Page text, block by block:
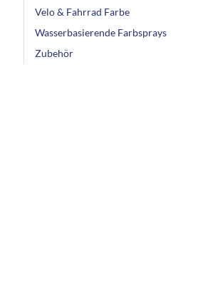
Velo & Fahrrad Farbe
Wasserbasierende Farbsprays
Zubehör